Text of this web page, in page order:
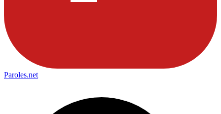
Paroles.net